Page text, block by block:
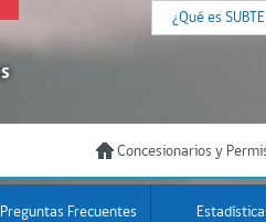
¿Qué es
Concesionarios y
Preguntas Frecuentes